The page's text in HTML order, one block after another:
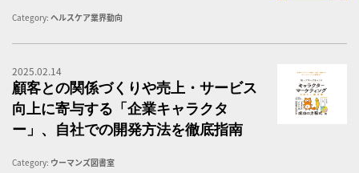
Category: ヘルスケア業界動向
2025.02.14
顧客との関係づくりや売上・サービス
向上に寄与する「企業キャラクタ
ー」、自社での開発方法を徹底指南
Category: ウーマンズ図書室